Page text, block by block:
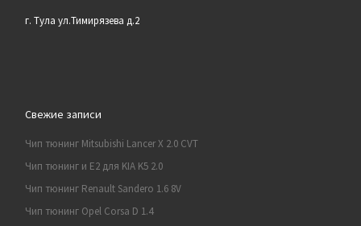
г. Тула ул.Тимирязева д.2
Свежие записи
Чип тюнинг Mitsubishi Lancer X 2.0 CVT
Чип тюнинг и E2 для KIA K5 2.0
Чип тюнинг Renault Sandero 1.6 8V
Чип тюнинг Opel Corsa D 1.4